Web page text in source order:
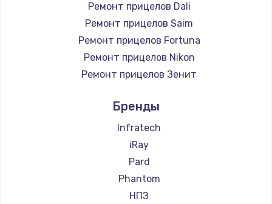
Ремонт прицелов Dali
Ремонт прицелов Saim
Ремонт прицелов Fortuna
Ремонт прицелов Nikon
Ремонт прицелов Зенит
Ремонт прицелов Artelv
Ремонт прицелов Hakko
Ремонт прицелов HALES
Ремонт прицелов Leica
Ремонт прицелов Vector Optics
Ремонт прицелов Carl Zeiss
Бренды
Infratech
iRay
Pard
Phantom
НПЗ